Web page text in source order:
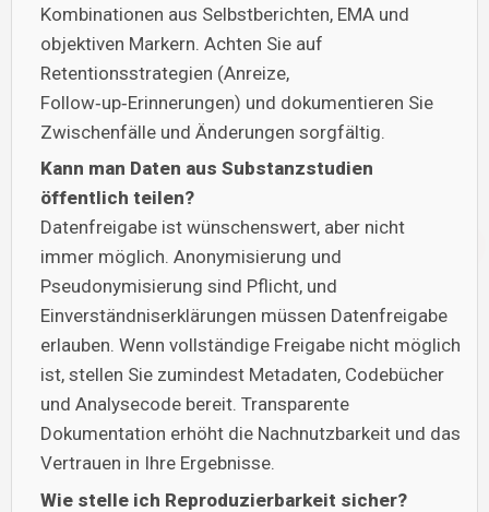
Kombinationen aus Selbstberichten, EMA und
objektiven Markern. Achten Sie auf
Retentionsstrategien (Anreize,
Follow‑up‑Erinnerungen) und dokumentieren Sie
Zwischenfälle und Änderungen sorgfältig.
Kann man Daten aus Substanzstudien
öffentlich teilen?
Datenfreigabe ist wünschenswert, aber nicht
immer möglich. Anonymisierung und
Pseudonymisierung sind Pflicht, und
Einverständniserklärungen müssen Datenfreigabe
erlauben. Wenn vollständige Freigabe nicht möglich
ist, stellen Sie zumindest Metadaten, Codebücher
und Analysecode bereit. Transparente
Dokumentation erhöht die Nachnutzbarkeit und das
Vertrauen in Ihre Ergebnisse.
Wie stelle ich Reproduzierbarkeit sicher?